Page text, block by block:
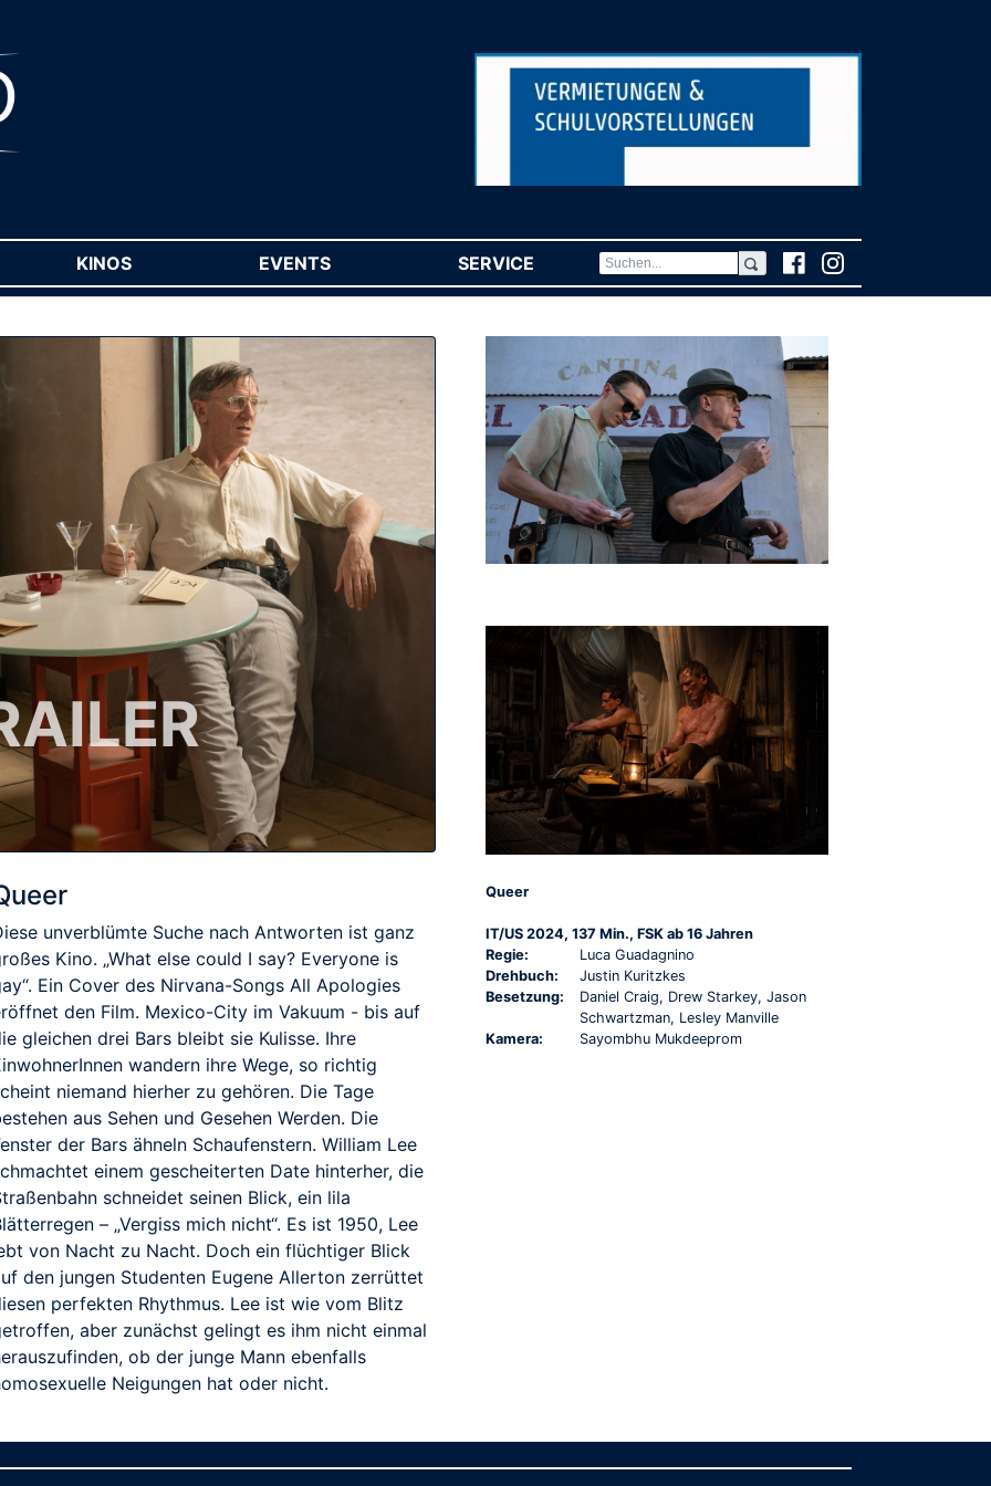
KINOS EVENTS SERVICE (CURRENT)
unverblümte Suche nach Antworten ist ganz
Kino. „What else could I say? Everyone is
Ein Cover des Nirvana-Songs All Apologies
den Film. Mexico-City im Vakuum - bis auf
gleichen drei Bars bleibt sie Kulisse. Ihre
wandern ihre Wege, so richtig
niemand hierher zu gehören. Die Tage
aus Sehen und Gesehen Werden. Die
der Bars ähneln Schaufenstern. William Lee
einem gescheiterten Date hinterher, die
schneidet seinen Blick, ein lila
– „Vergiss mich nicht“. Es ist 1950, Lee
von Nacht zu Nacht. Doch ein flüchtiger Blick
den jungen Studenten Eugene Allerton zerrüttet
perfekten Rhythmus. Lee ist wie vom Blitz
aber zunächst gelingt es ihm nicht einmal
ob der junge Mann ebenfalls
Neigungen hat oder nicht.
Queer
IT/US 2024, 137 Min., FSK ab 16 Jahren
Regie:
Luca Guadagnino
Drehbuch:
Justin Kuritzkes
Besetzung:
Daniel Craig, Drew Starkey, Jason
Schwartzman, Lesley Manville
Kamera:
Sayombhu Mukdeeprom